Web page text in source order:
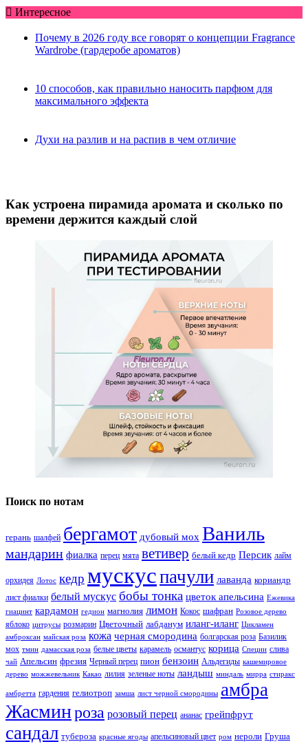
Интересное
Почему в 2026 году все говорят о концепции Fragrance
Wardrobe (гардеробе ароматов)
10 способов, как правильно наносить парфюм для
максимального эффекта
Духи на разлив и на распив в чем отличие
Как устроена пирамида аромата и сколько по
времени держится каждый слой
Поиск по нотам
герань шалфей бергамот дубовый мох Ваниль
мандарин фиалка перец мята ветивер белый кедр Персик лайм
орхидея Лотос кедр мускуспачули лаванда кориандр
лист фиалки белый мускус бобы тонка цветок апельсина Ежевика
гиацинт кардамон гедион магнолия лимон Кокос шафран Розовое дерево
яблоко цитрусы розмарин Цветочный лабданум иланг-иланг Цикламен
амброксан майская роза кожа черная смородина болгарская роза Базилик
мох тмин дамасская роза белые цветы карамель османтус корица Специи слива
чай Апельсин фрезия Черный перец пион бензоин Альдегиды кашемировое
дерево можжевельник Какао лилия зеленые ноты ландыш миндаль мирра стиракс
амбретта гардения гелиотроп замша лист черной смородины амбра
Жасминроза розовый перец ананас грейпфрут
сандал тубероза красные ягоды апельсиновый цвет ром нероли Груша